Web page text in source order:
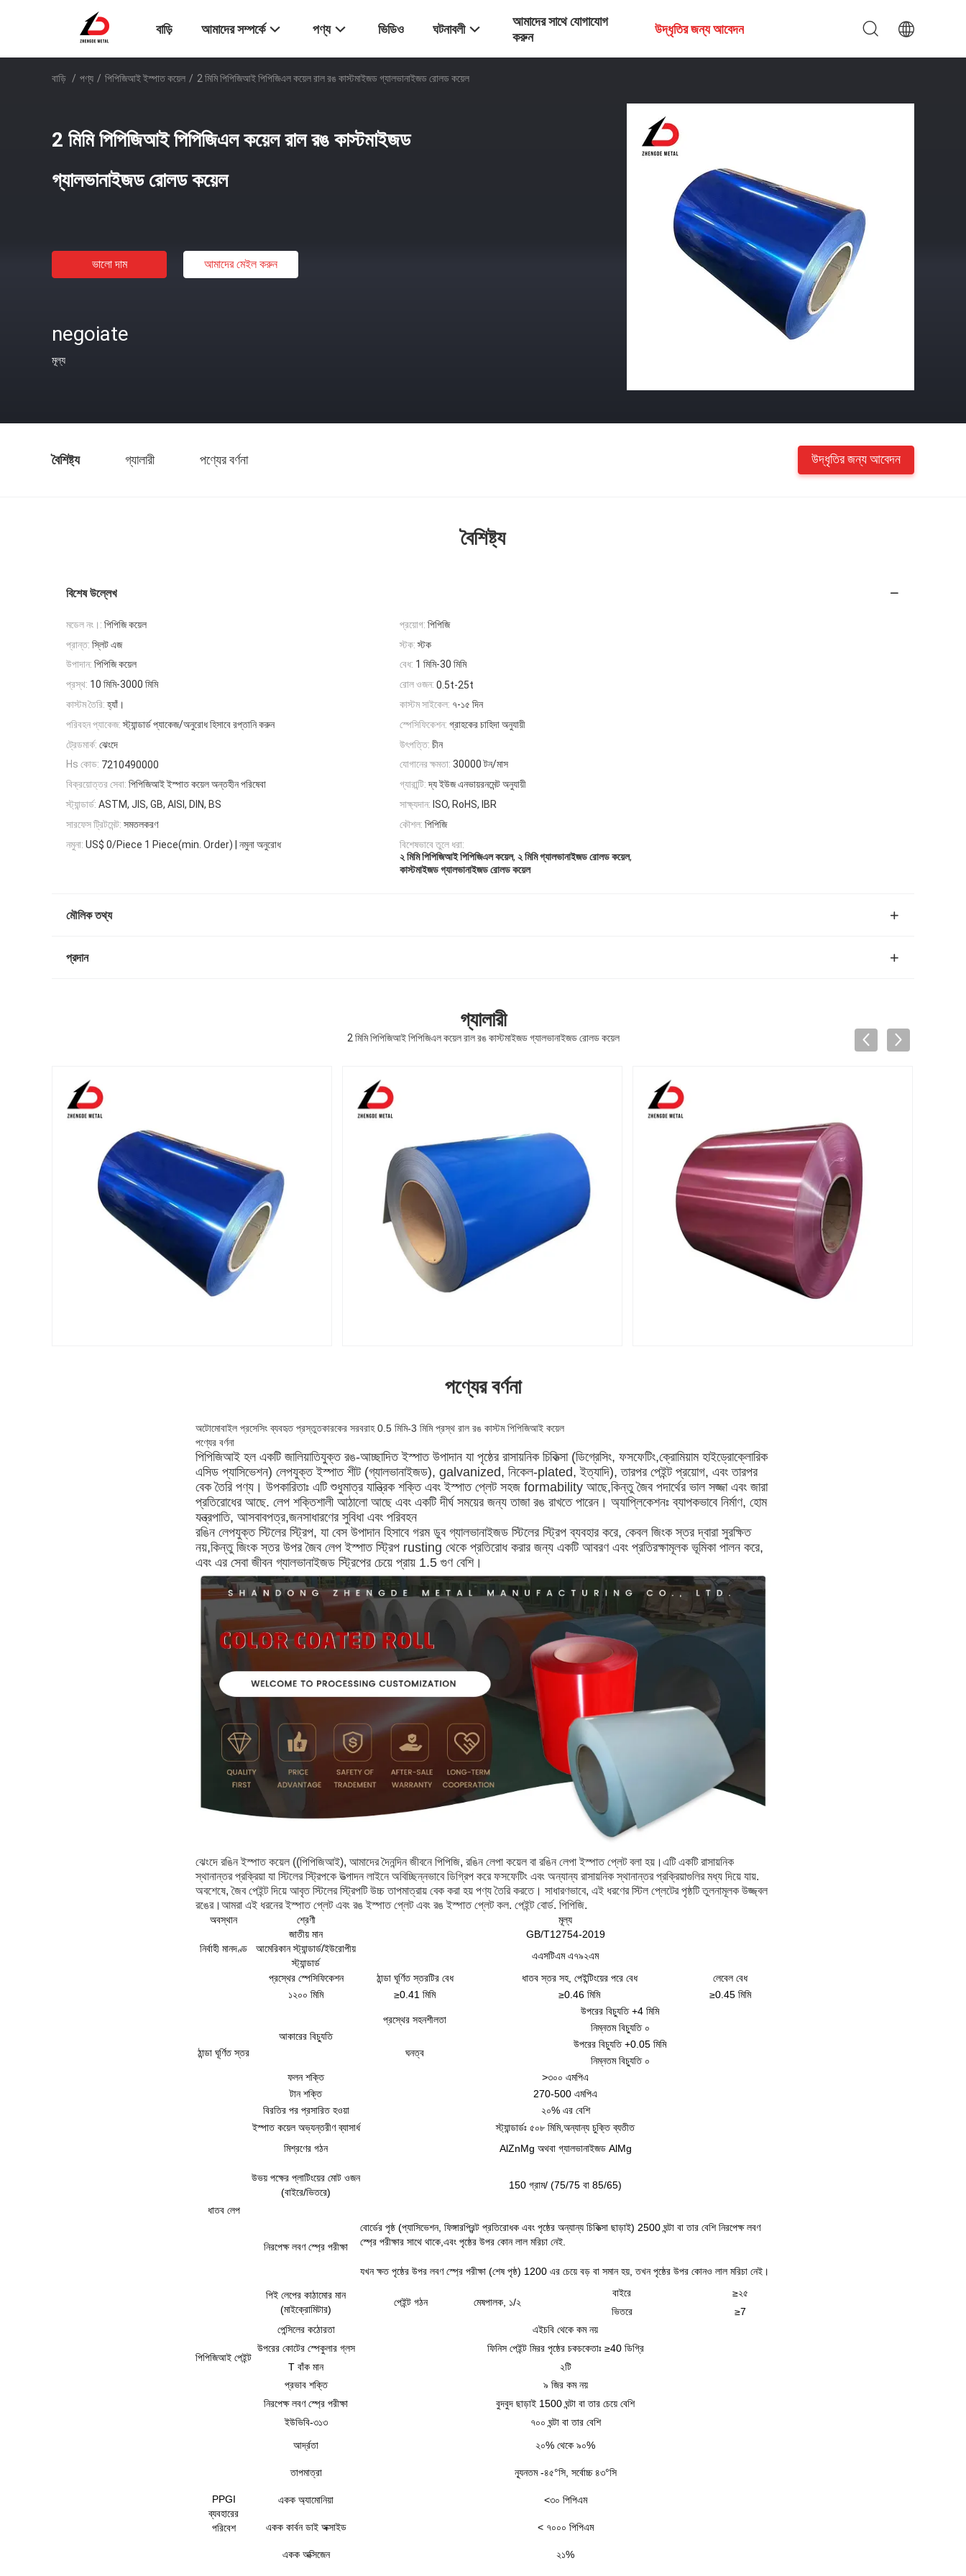
বাড়ি আমাদের সম্পর্কে পণ্য ভিডিও ঘটনাবলী
আমাদের সাথে যোগাযোগ
করুন
উদ্ধৃতির জন্য আবেদন
বাড়ি / পণ্য / পিপিজিআই ইস্পাত কয়েল / 2 মিমি পিপিজিআই পিপিজিএল কয়েল রাল রঙ কাস্টমাইজড গ্যালভানাইজড রোলড কয়েল
2 মিমি পিপিজিআই পিপিজিএল কয়েল রাল রঙ কাস্টমাইজড
গ্যালভানাইজড রোলড কয়েল
ভালো দাম আমাদের মেইল ​​করুন
negoiate
মূল্য
বৈশিষ্ট্য গ্যালারী পণ্যের বর্ণনা উদ্ধৃতির জন্য আবেদন
বৈশিষ্ট্য
বিশেষ উল্লেখ
মডেল নং।: পিপিজি কয়েল প্রয়োগ: পিপিজি
প্রান্ত: স্লিট এজ স্টক: স্টক
উপাদান: পিপিজি কয়েল বেধ: 1 মিমি-30 মিমি
প্রস্থ: 10 মিমি-3000 মিমি রোল ওজন: 0.5t-25t
কাস্টম তৈরি: হ্যাঁ। কাস্টম সাইকেল: ৭-১৫ দিন
পরিবহন প্যাকেজ: স্ট্যান্ডার্ড প্যাকেজ/অনুরোধ হিসাবে রপ্তানি করুন স্পেসিফিকেশন: গ্রাহকের চাহিদা অনুযায়ী
ট্রেডমার্ক: ঝেংদে উৎপত্তি: চীন
Hs কোড: 7210490000 যোগানের ক্ষমতা: 30000 টন/মাস
বিক্রয়োত্তর সেবা: পিপিজিআই ইস্পাত কয়েল অন্তহীন পরিষেবা গ্যারান্টি: দ্য ইউজ এনভায়রনমেন্ট অনুযায়ী
স্ট্যান্ডার্ড: ASTM, JIS, GB, AISI, DIN, BS সাক্ষ্যদান: ISO, RoHS, IBR
সারফেস ট্রিটমেন্ট: সমতলকরণ কৌশল: পিপিজি
নমুনা: US$ 0/Piece 1 Piece(min. Order) | নমুনা অনুরোধ
বিশেষভাবে তুলে ধরা:
২ মিমি পিপিজিআই পিপিজিএল কয়েল, ২ মিমি গ্যালভানাইজড রোলড কয়েল,
কাস্টমাইজড গ্যালভানাইজড রোলড কয়েল
মৌলিক তথ্য
প্রদান
গ্যালারী
2 মিমি পিপিজিআই পিপিজিএল কয়েল রাল রঙ কাস্টমাইজড গ্যালভানাইজড রোলড কয়েল
পণ্যের বর্ণনা
অটোমোবাইল প্রসেসিং ব্যবহৃত প্রস্তুতকারকের সরবরাহ 0.5 মিমি-3 মিমি প্রস্থ রাল রঙ কাস্টম পিপিজিআই কয়েল
পণ্যের বর্ণনা
পিপিজিআই হল একটি জালিয়াতিযুক্ত রঙ-আচ্ছাদিত ইস্পাত উপাদান যা পৃষ্ঠের রাসায়নিক চিকিত্সা (ডিগ্রেসিং, ফসফেটিং,ক্রোমিয়াম হাইড্রোক্লোরিক
এসিড প্যাসিভেশন) লেপযুক্ত ইস্পাত শীট (গ্যালভানাইজড), galvanized, নিকেল-plated, ইত্যাদি), তারপর পেইন্ট প্রয়োগ, এবং তারপর
বেক তৈরি পণ্য। উপকারিতাঃ এটি শুধুমাত্র যান্ত্রিক শক্তি এবং ইস্পাত প্লেট সহজ formability আছে,কিন্তু জৈব পদার্থের ভাল সজ্জা এবং জারা
প্রতিরোধের আছে. লেপ শক্তিশালী আঠালো আছে এবং একটি দীর্ঘ সময়ের জন্য তাজা রঙ রাখতে পারেন। অ্যাপ্লিকেশনঃ ব্যাপকভাবে নির্মাণ, হোম
যন্ত্রপাতি, আসবাবপত্র,জনসাধারণের সুবিধা এবং পরিবহন
রঙিন লেপযুক্ত স্টিলের স্ট্রিপ, যা বেস উপাদান হিসাবে গরম ডুব গ্যালভানাইজড স্টিলের স্ট্রিপ ব্যবহার করে, কেবল জিংক স্তর দ্বারা সুরক্ষিত
নয়,কিন্তু জিংক স্তর উপর জৈব লেপ ইস্পাত স্ট্রিপ rusting থেকে প্রতিরোধ করার জন্য একটি আবরণ এবং প্রতিরক্ষামূলক ভূমিকা পালন করে,
এবং এর সেবা জীবন গ্যালভানাইজড স্ট্রিপের চেয়ে প্রায় 1.5 গুণ বেশি।
ঝেংদে রঙিন ইস্পাত কয়েল ((পিপিজিআই), আমাদের দৈনন্দিন জীবনে পিপিজি, রঙিন লেপা কয়েল বা রঙিন লেপা ইস্পাত প্লেট বলা হয়।এটি একটি রাসায়নিক
স্থানান্তর প্রক্রিয়া যা স্টিলের স্ট্রিপকে উত্পাদন লাইনে অবিচ্ছিন্নভাবে ডিগ্রিপ করে ফসফেটিং এবং অন্যান্য রাসায়নিক স্থানান্তর প্রক্রিয়াগুলির মধ্য দিয়ে যায়.
অবশেষে, জৈব পেইন্ট দিয়ে আবৃত স্টিলের স্ট্রিপটি উচ্চ তাপমাত্রায় বেক করা হয় পণ্য তৈরি করতে। সাধারণভাবে, এই ধরণের স্টিল প্লেটের পৃষ্ঠটি তুলনামূলক উজ্জ্বল
রঙের।আমরা এই ধরনের ইস্পাত প্লেট এবং রঙ ইস্পাত প্লেট এবং রঙ ইস্পাত প্লেট কল. পেইন্ট বোর্ড. পিপিজি.
অবস্থান শ্রেণী মূল্য
নির্বাহী মানদণ্ড
জাতীয় মান
GB/T12754-2019
আমেরিকান স্ট্যান্ডার্ড/ইউরোপীয়
স্ট্যান্ডার্ড
এএসটিএম এ৭৯২এম
ঠান্ডা ঘূর্ণিত স্তর
প্রস্থের স্পেসিফিকেশন ঠান্ডা ঘূর্ণিত স্তরটির বেধ ধাতব স্তর সহ, পেইন্টিংয়ের পরে বেধ
লেবেল বেধ
১২০০ মিমি
≥0.41 মিমি ≥0.46 মিমি ≥0.45 মিমি
আকারের বিচ্যুতি
প্রস্থের সহনশীলতা
উপরের বিচ্যুতি +4 মিমি
নিম্নতম বিচ্যুতি ০
ঘনত্ব
উপরের বিচ্যুতি +0.05 মিমি
নিম্নতম বিচ্যুতি ০
ফলন শক্তি
>৩০০ এমপিএ
টান শক্তি
270-500 এমপিএ
বিরতির পর প্রসারিত হওয়া
২০% এর বেশি
ইস্পাত কয়েল অভ্যন্তরীণ ব্যাসার্ধ
স্ট্যান্ডার্ডঃ ৫০৮ মিমি,অন্যান্য চুক্তি ব্যতীত
ধাতব লেপ
মিশ্রণের গঠন AlZnMg অথবা গ্যালভানাইজড AlMg
উভয় পক্ষের প্লাটিংয়ের মোট ওজন
(বাইরে/ভিতরে)
150 গ্রাম/ (75/75 বা 85/65)
নিরপেক্ষ লবণ স্প্রে পরীক্ষা
বোর্ডের পৃষ্ঠ (প্যাসিভেশন, ফিঙ্গারপ্রিন্ট প্রতিরোধক এবং পৃষ্ঠের অন্যান্য চিকিত্সা ছাড়াই) 2500 ঘন্টা বা তার বেশি নিরপেক্ষ লবণ
স্প্রে পরীক্ষার সাথে থাকে,এবং পৃষ্ঠের উপর কোন লাল মরিচা নেই.
যখন ক্ষত পৃষ্ঠের উপর লবণ স্প্রে পরীক্ষা (শেষ পৃষ্ঠ) 1200 এর চেয়ে বড় বা সমান হয়, তখন পৃষ্ঠের উপর কোনও লাল মরিচা নেই।
পিপিজিআই পেইন্ট
পিই লেপের কাঠামোর মান
(মাইক্রোমিটার)
পেইন্ট গঠন মেষপালক, ১/২
বাইরে
≥২৫
ভিতরে
≥7
পেন্সিলের কঠোরতা
এইচবি থেকে কম নয়
উপরের কোটের স্পেকুলার গ্লস
ফিনিস পেইন্ট মিরর পৃষ্ঠের চকচকেতাঃ ≥40 ডিগ্রি
T বাঁক মান
২টি
প্রভাব শক্তি
৯ জির কম নয়
নিরপেক্ষ লবণ স্প্রে পরীক্ষা
বুদবুদ ছাড়াই 1500 ঘন্টা বা তার চেয়ে বেশি
ইউভিবি-৩১৩
৭০০ ঘন্টা বা তার বেশি
PPGI
ব্যবহারের
পরিবেশ
আর্দ্রতা ২০% থেকে ৯০%
তাপমাত্রা ন্যূনতম -৪৫°সি, সর্বোচ্চ ৪৩°সি
একক অ্যামোনিয়া <৩০ পিপিএম
একক কার্বন ডাই অক্সাইড < ৭০০০ পিপিএম
একক অক্সিজেন ২১%